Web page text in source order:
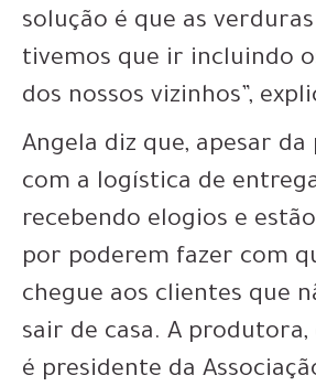
solução é que as
tivemos que ir incluindo
dos nossos vizinhos”,
Angela diz que, apesar da
com a logística de
recebendo elogios e
por poderem fazer com
chegue aos clientes que
sair de casa. A
é presidente da